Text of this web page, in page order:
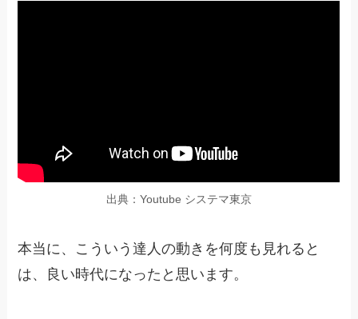
出典：Youtube システマ東京
本当に、こういう達人の動きを何度も見れると
は、良い時代になったと思います。